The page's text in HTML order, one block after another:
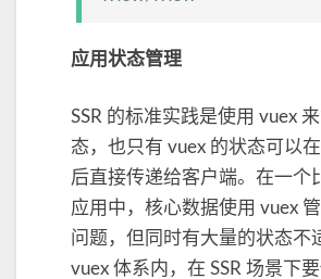
应用状态管理
SSR 的标准实践是使用 vuex
态，也只有 vuex 的状态可以
后直接传递给客户端。在一个
应用中，核心数据使用 vuex
问题，但同时有大量的状态不
vuex 体系内，在 SSR 场景下